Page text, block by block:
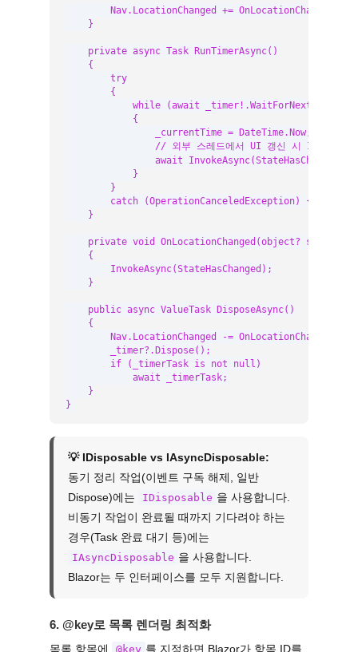
        Nav.LocationChanged += OnLocationChanged;
    }
    private async Task RunTimerAsync()
    {
        try
        {
while (await
            {
                _currentTime = DateTime.Now;
// 외부 스레드에서 UI 갱신 시
                await InvokeAsync(StateHasChanged);
            }
        }
        catch (OperationCanceledException) { }
    }
private void OnLocationChanged(object? sender,
    {
        InvokeAsync(StateHasChanged);
    }
    public async ValueTask DisposeAsync()
    {
        Nav.LocationChanged -= OnLocationChanged;
        _timer?.Dispose();
        if (_timerTask is not null)
            await _timerTask;
    }
}
💡 IDisposable vs IAsyncDisposable:
동기 정리 작업(이벤트 구독 해제, 일반
Dispose)에는
IDisposable 을 사용합니다.
비동기 작업이 완료될 때까지 기다려야 하는
경우(Task 완료 대기 등)에는
IAsyncDisposable 을 사용합니다.
Blazor는 두 인터페이스를 모두 지원합니다.
6. @key로 목록 렌더링 최적화
목록 항목에
@key 를 지정하면 Blazor가 항목 ID를